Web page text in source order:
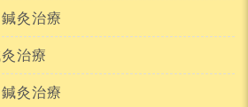
灸治療
治療
灸治療